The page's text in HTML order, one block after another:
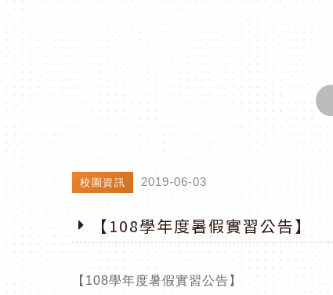
校園資訊 2019-06-03
【108學年度暑假實習公告】
【108學年度暑假實習公告】